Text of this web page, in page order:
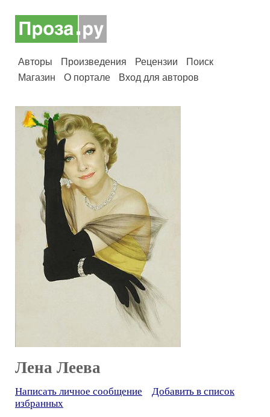
Авторы Произведения Рецензии
Поиск
Магазин
О портале Вход для авторов
Лена Леева
Написать личное сообщение
Добавить в список
избранных